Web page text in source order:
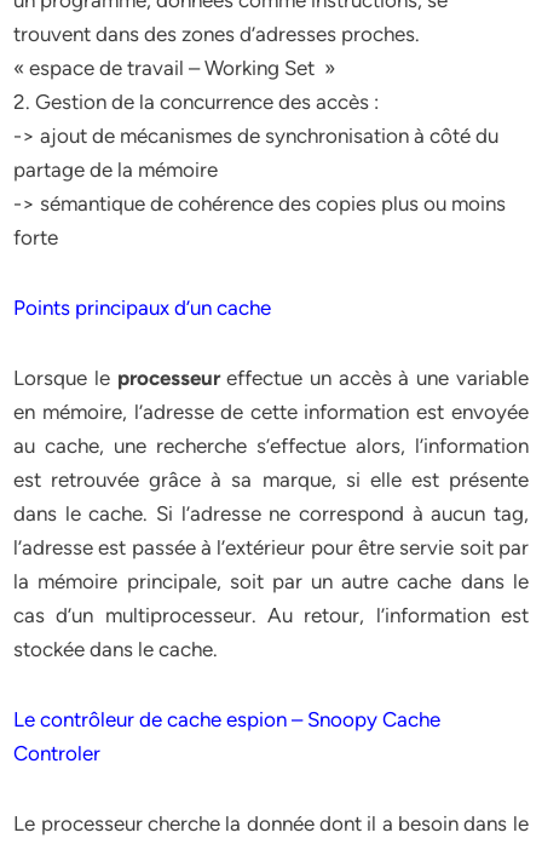
trouvent dans des zones d’adresses proches.
« espace de travail – Working Set »
2. Gestion de la concurrence des accès :
-> ajout de mécanismes de synchronisation à côté du
partage de la mémoire
-> sémantique de cohérence des copies plus ou moins
forte
Points principaux d’un cache
Lorsque le processeureffectue un accès à une variable
en mémoire, l’adresse de cette information est envoyée
au cache, une recherche s’effectue alors, l’information
est retrouvée grâce à sa marque, si elle est présente
dans le cache. Si l’adresse ne correspond à aucun tag,
l’adresse est passée à l’extérieur pour être servie soit par
la mémoire principale, soit par un autre cache dans le
cas d’un multiprocesseur. Au retour, l’information est
stockée dans le cache.
Le contrôleur de cache espion – Snoopy Cache
Controler
Le processeur cherche la donnée dont il a besoin dans le